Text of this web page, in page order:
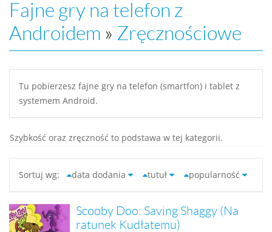
Fajne gry na telefon z
Androidem » Zręcznościowe
Tu pobierzesz fajne gry na telefon (smartfon) i tablet z
systemem Android.
Szybkość oraz zręczność to podstawa w tej kategorii.
Sortuj wg: data dodania tutuł popularność
Scooby Doo: Saving Shaggy (Na
ratunek Kudłatemu)